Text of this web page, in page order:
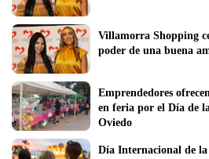
Villamorra Shopping
poder de una buena
Emprendedores
en feria por el Día de
Oviedo
Día Internacional de